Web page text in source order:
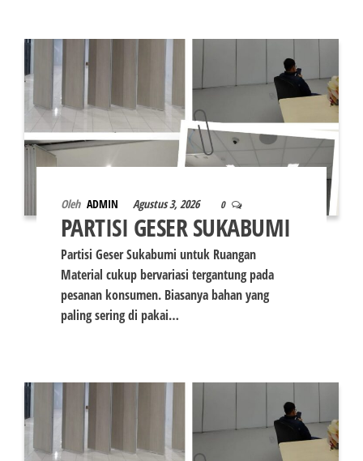
Oleh ADMIN Agustus 3, 2026 0
PARTISI GESER SUKABUMI
Partisi Geser Sukabumi untuk Ruangan
Material cukup bervariasi tergantung pada
pesanan konsumen. Biasanya bahan yang
paling sering di pakai…